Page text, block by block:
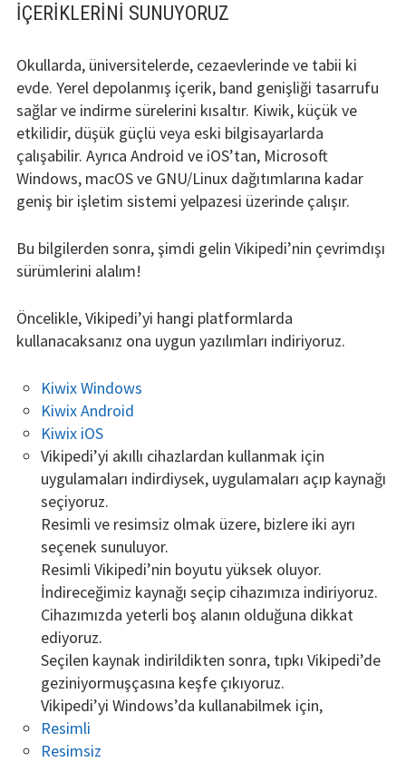
IÇERIKLERINI SUNUYORUZ
Okullarda, üniversitelerde, cezaevlerinde ve tabii ki
evde. Yerel depolanmış içerik, band genişliği tasarrufu
sağlar ve indirme sürelerini kısaltır. Kiwik, küçük ve
etkilidir, düşük güçlü veya eski bilgisayarlarda
çalışabilir. Ayrıca Android ve iOS’tan, Microsoft
Windows, macOS ve GNU/Linux dağıtımlarına kadar
geniş bir işletim sistemi yelpazesi üzerinde çalışır.
Bu bilgilerden sonra, şimdi gelin Vikipedi’nin çevrimdışı
sürümlerini alalım!
Öncelikle, Vikipedi’yi hangi platformlarda
kullanacaksanız ona uygun yazılımları indiriyoruz.
Kiwix Windows
Kiwix Android
Kiwix iOS
Vikipedi’yi akıllı cihazlardan kullanmak için
uygulamaları indirdiysek, uygulamaları açıp kaynağı
seçiyoruz.
Resimli ve resimsiz olmak üzere, bizlere iki ayrı
seçenek sunuluyor.
Resimli Vikipedi’nin boyutu yüksek oluyor.
İndireceğimiz kaynağı seçip cihazımıza indiriyoruz.
Cihazımızda yeterli boş alanın olduğuna dikkat
ediyoruz.
Seçilen kaynak indirildikten sonra, tıpkı Vikipedi’de
geziniyormuşçasına keşfe çıkıyoruz.
Vikipedi’yi Windows’da kullanabilmek için,
Resimli
Resimsiz